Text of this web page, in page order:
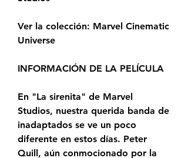
Ver la colección: Marvel Cinematic
Universe
INFORMACIÓN DE LA PELÍCULA
En "La sirenita" de Marvel
Studios, nuestra querida banda de
inadaptados se ve un poco
diferente en estos días. Peter
Quill, aún conmocionado por la